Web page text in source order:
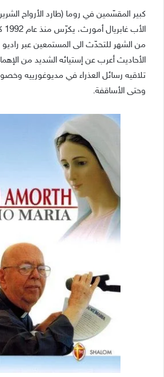
كبير المقسّمين في روما (طارد الأرواح
الأب غابريال أمورث، يكرّس منذ عام 1992 كل ثاني أربعاء
من الشهر للتحدّث الى المستمعين عبر
الأحاديث أعرب عن إستيائه الشديد من
تلاقيه رسائل العذراء في مديوغورييه
وحتى الأساقفة.